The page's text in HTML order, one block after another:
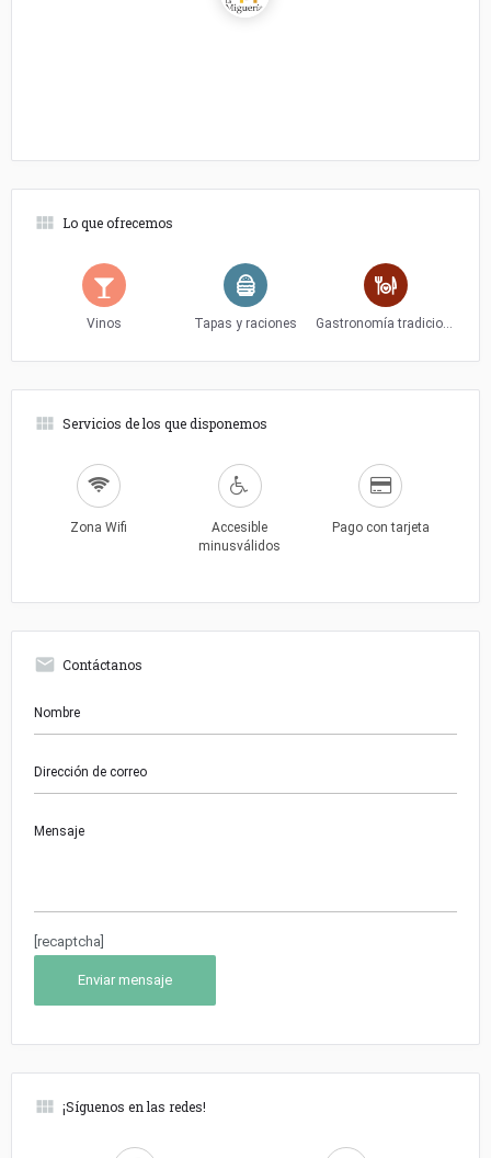
Lo que ofrecemos
Vinos Tapas y raciones Gastronomía tradicional
Servicios de los que disponemos
Zona Wifi
Accesible
minusválidos
Pago con tarjeta
Contáctanos
[recaptcha]
¡Síguenos en las redes!